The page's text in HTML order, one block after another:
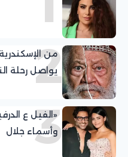
2
من
يواصل رحلة
3
«الفيل ع
وأسماء جلال